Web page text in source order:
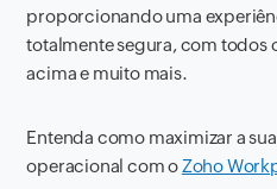
proporcionando uma
totalmente segura, com todos
acima e muito mais.
Entenda como maximizar a
operacional com o Zoho